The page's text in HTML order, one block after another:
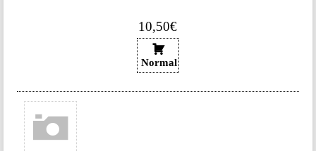
10,50€
Normal